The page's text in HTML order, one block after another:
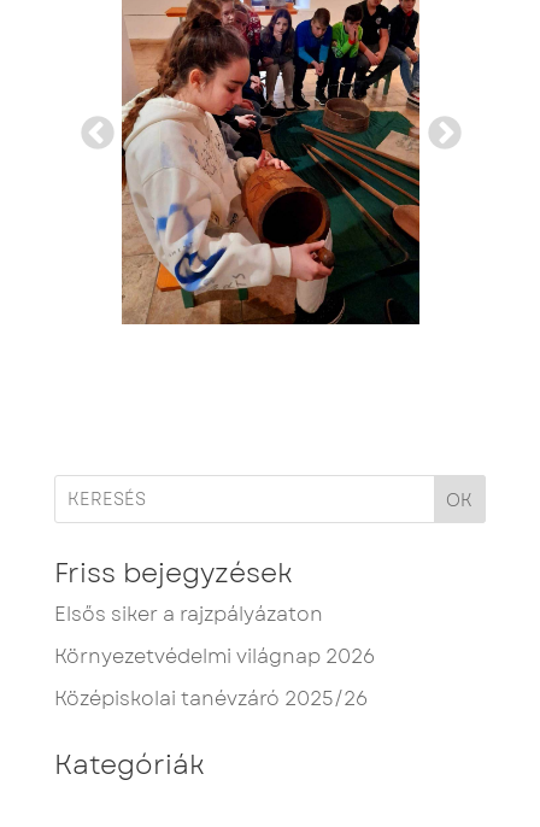
OK
Friss bejegyzések
Elsős siker a rajzpályázaton
Környezetvédelmi világnap 2026
Középiskolai tanévzáró 2025/26
Kategóriák